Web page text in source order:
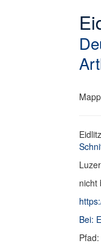
nicht
Bei:
Pfad: